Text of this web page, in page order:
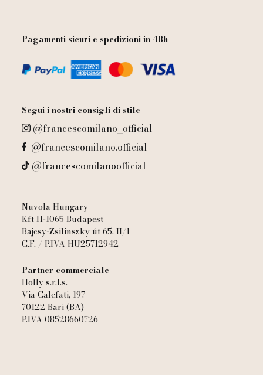
Nuvola Hungary
Kft H-1065 Budapest
Bajcsy-Zsilinszky út 65. II/1
C.F. / P.IVA HU25712942
Partner commerciale
Holly s.r.l.s.
Via Calefati, 197
70122 Bari (BA)
P.IVA 08528660726
Pagamenti sicuri e spedizioni in 48h
Segui i nostri consigli di stile
@francescomilano_official
@francescomilano.official
@francescomilanoofficial